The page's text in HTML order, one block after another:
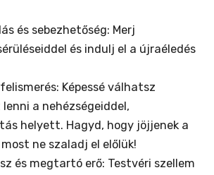
és sebezhetőség: Merj
és indulj el a újraéledés
Képessé válhatsz
a nehézségeiddel,
helyett. Hagyd, hogy jöjjenek a
ne szaladj el előlük!
és megtartó erő: Testvéri szellem